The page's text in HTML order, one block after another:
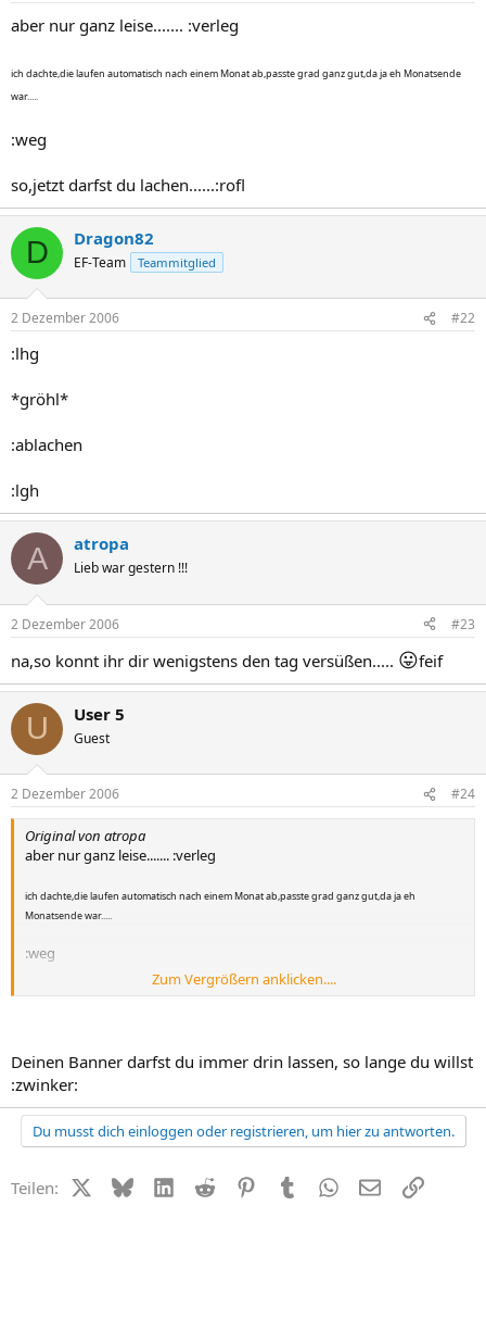
aber nur ganz leise....... :verleg
ich dachte,die laufen automatisch nach einem Monat ab,passte grad ganz gut,da ja eh Monatsende
war.....
:weg
so,jetzt darfst du lachen......:rofl
D Dragon82
EF-Team Teammitglied
2 Dezember 2006 #22
:lhg
*gröhl*
:ablachen
:lgh
A atropa
Lieb war gestern !!!
2 Dezember 2006 #23
na,so konnt ihr dir wenigstens den tag versüßen..... 😛feif
U User 5
Guest
2 Dezember 2006 #24
Original von atropa
aber nur ganz leise....... :verleg
ich dachte,die laufen automatisch nach einem Monat ab,passte grad ganz gut,da ja eh
Monatsende war.....
:weg
so,jetzt darfst du lachen......:rofl
Zum Vergrößern anklicken....
Deinen Banner darfst du immer drin lassen, so lange du willst
:zwinker:
Du musst dich einloggen oder registrieren, um hier zu antworten.
Teilen: X (Twitter)
BlueskyLinkedIn
Reddit PinterestTumblr WhatsApp
E-MailLink